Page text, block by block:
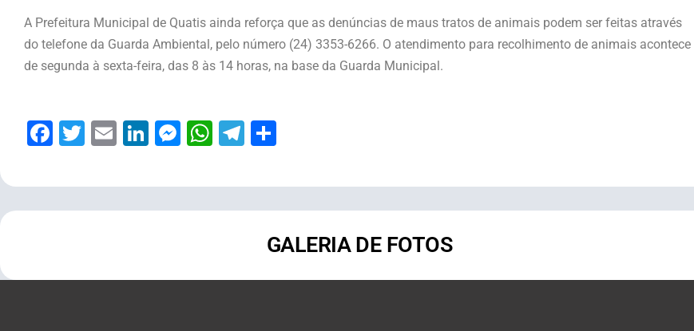
A Prefeitura Municipal de Quatis ainda reforça que as denúncias de maus tratos de animais podem ser feitas através
do telefone da Guarda Ambiental, pelo número (24) 3353-6266. O atendimento para recolhimento de animais acontece
de segunda à sexta-feira, das 8 às 14 horas, na base da Guarda Municipal.
Facebook
Twitter
EmailLinkedIn
Messenger
WhatsApp
Telegram
GALERIA DE FOTOS